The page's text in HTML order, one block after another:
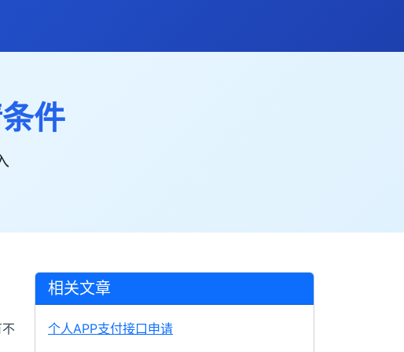
件
相关文章
个人APP支付接口申请